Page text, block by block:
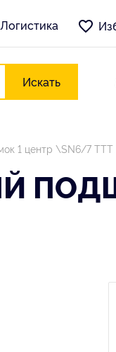
Логистика
Искать
1 центр \SN6/7 TTT